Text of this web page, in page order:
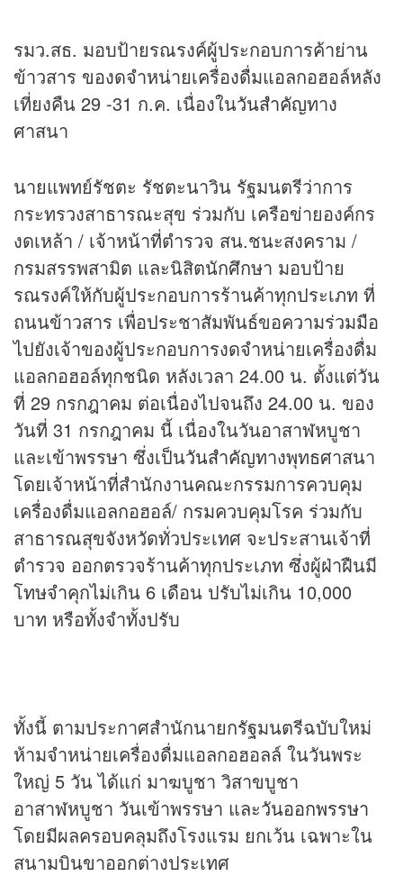
รมว.สธ. มอบป้ายรณรงค์ผู้ประกอบการค้าย่าน
ข้าวสาร ของดจำหน่ายเครื่องดื่มแอลกอฮอล์หลัง
เที่ยงคืน 29 -31 ก.ค. เนื่องในวันสำคัญทาง
ศาสนา
นายแพทย์รัชตะ รัชตะนาวิน รัฐมนตรีว่าการ
กระทรวงสาธารณะสุข ร่วมกับ เครือข่ายองค์กร
งดเหล้า / เจ้าหน้าที่ตำรวจ สน.ชนะสงคราม /
กรมสรรพสามิต และนิสิตนักศึกษา มอบป้าย
รณรงค์ให้กับผู้ประกอบการร้านค้าทุกประเภท ที่
ถนนข้าวสาร เพื่อประชาสัมพันธ์ขอความร่วมมือ
ไปยังเจ้าของผู้ประกอบการงดจำหน่ายเครื่องดื่ม
แอลกอฮอล์ทุกชนิด หลังเวลา 24.00 น. ตั้งแต่วัน
ที่ 29 กรกฎาคม ต่อเนื่องไปจนถึง 24.00 น. ของ
วันที่ 31 กรกฎาคม นี้ เนื่องในวันอาสาฬหบูชา
และเข้าพรรษา ซึ่งเป็นวันสำคัญทางพุทธศาสนา
โดยเจ้าหน้าที่สำนักงานคณะกรรมการควบคุม
เครื่องดื่มแอลกอฮอล์/ กรมควบคุมโรค ร่วมกับ
สาธารณสุขจังหวัดทั่วประเทศ จะประสานเจ้าที่
ตำรวจ ออกตรวจร้านค้าทุกประเภท ซึ่งผู้ฝ่าฝืนมี
โทษจำคุกไม่เกิน 6 เดือน ปรับไม่เกิน 10,000
บาท หรือทั้งจำทั้งปรับ
ทั้งนี้ ตามประกาศสำนักนายกรัฐมนตรีฉบับใหม่
ห้ามจำหน่ายเครื่องดื่มแอลกอฮอลล์ ในวันพระ
ใหญ่ 5 วัน ได้แก่ มาฆบูชา วิสาขบูชา
อาสาฬหบูชา วันเข้าพรรษา และวันออกพรรษา
โดยมีผลครอบคลุมถึงโรงแรม ยกเว้น เฉพาะใน
สนามบินขาออกต่างประเทศ